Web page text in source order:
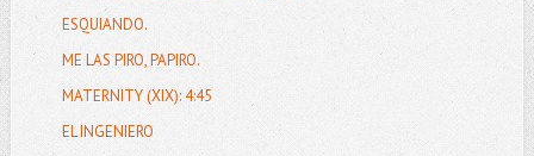
ESQUIANDO.
ME LAS PIRO, PAPIRO.
MATERNITY (XIX): 4:45
EL INGENIERO